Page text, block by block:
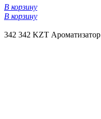
В корзину
В корзину
342 342 KZT